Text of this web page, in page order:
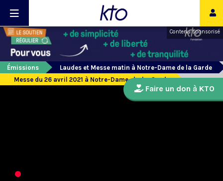
Contenu sponsorisé
Émissions
Laudes et Messe matin à Notre-Dame de la Garde
Messe du 26 avril 2021 à Notre-Dame-de-la-Garde
Faire un don à KTO